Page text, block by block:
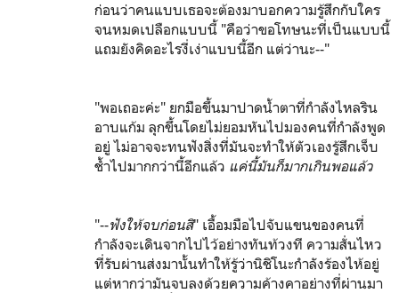
ก่อนว่าคนแบบเธอจะต้องมาบอกความรู้สึกกับใคร
จนหมดเปลือกแบบนี้ "คือว่าขอโทษนะที่เป็นแบบนี้
แถมยังคิดอะไรงี่เง่าแบบนี้อีก แต่ว่านะ--"
"พอเถอะค่ะ" ยกมือขึ้นมาปาดน้ำตาที่กำลังไหลริน
อาบแก้ม ลุกขึ้นโดยไม่ยอมหันไปมองคนที่กำลังพูด
อยู่ ไม่อาจจะทนฟังสิ่งที่มันจะทำให้ตัวเองรู้สึกเจ็บ
ช้ำไปมากกว่านี้อีกแล้ว แค่นี้มันก็มากเกินพอแล้ว
"--ฟังให้จบก่อนสิ" เอื้อมมือไปจับแขนของคนที่
กำลังจะเดินจากไปไว้อย่างทันท้วงที ความสั่นไหว
ที่รับผ่านส่งมานั้นทำให้รู้ว่านิชิโนะกำลังร้องไห้อยู่
แต่หากว่ามันจบลงด้วยความค้างคาอย่างที่ผ่านมา